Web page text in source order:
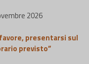
2026
presentarsi sul
previsto”